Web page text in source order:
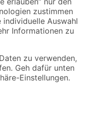
Angebote sind unter
Verfügbarkeiten beziehen
mit Speditionsversand, hier